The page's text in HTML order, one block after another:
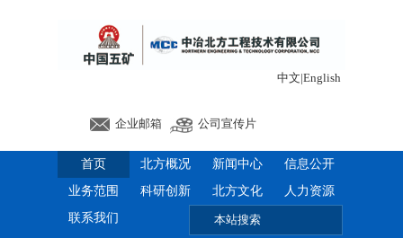
中文|English
企业邮箱 公司宣传片
首页 北方概况 新闻中心
信息公开
业务范围
科研创新 北方文化
人力资源
联系我们